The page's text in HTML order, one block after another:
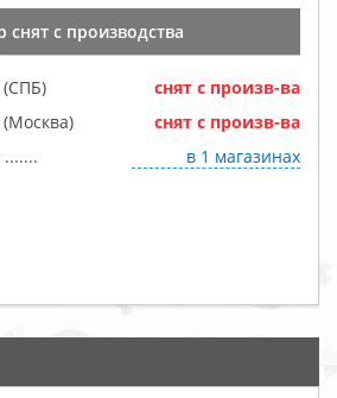
cнят с производства
(СПБ)
cнят с произв-ва
cнят с произв-ва
в 1 магазинах